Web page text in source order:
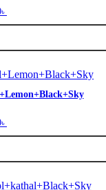
.
৳
price
2,290.00৳ .
.
৳
price
2,290.00৳ .